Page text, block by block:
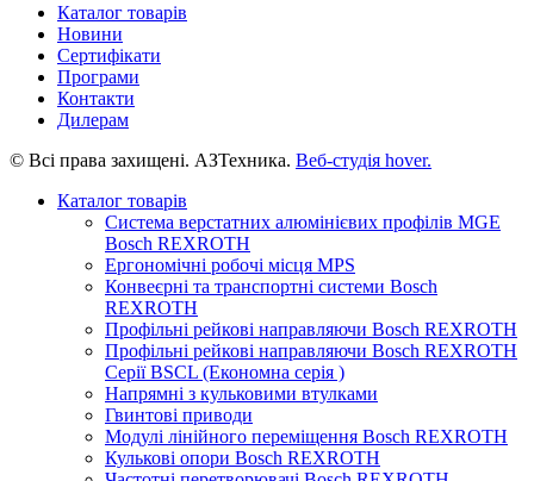
Каталог товарів
Новини
Сертифікати
Програми
Контакти
Дилерам
© Всі права захищені. АЗТехника. Веб-студія hover.
Каталог товарів
Система верстатних алюмінієвих профілів MGE
Bosch REXROTH
Ергономічні робочі місця MPS
Конвеєрні та транспортні системи Bosch
REXROTH
Профільні рейкові направляючи Bosch REXROTH
Профільні рейкові направляючи Bosch REXROTH
Серії BSCL (Економна серія )
Напрямні з кульковими втулками
Гвинтові приводи
Модулі лінійного переміщення Bosch REXROTH
Кулькові опори Bosch REXROTH